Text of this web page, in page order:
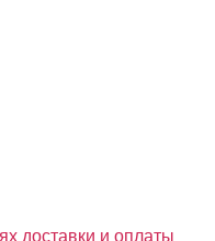
доставки и оплаты